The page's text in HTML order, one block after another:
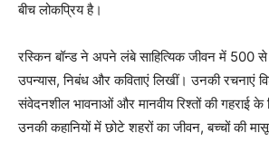
बीच लोकप्रिय है।
रस्किन बॉन्ड ने अपने लंबे साहित्यिक जीवन में 500 से
उपन्यास, निबंध और कविताएं लिखीं। उनकी रचनाएं
संवेदनशील भावनाओं और मानवीय रिश्तों की गहराई के
उनकी कहानियों में छोटे शहरों का जीवन, बच्चों की